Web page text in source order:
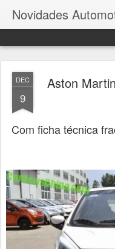
Novidades
DEC
9
Aston
Com ficha técnica